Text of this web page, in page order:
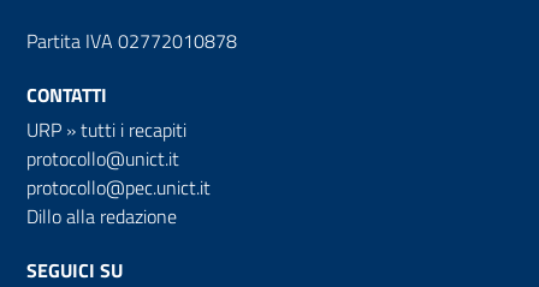
Partita IVA 02772010878
CONTATTI
URP »tutti i recapiti
protocollo@unict.it
protocollo@pec.unict.it
Dillo alla redazione
SEGUICI SU